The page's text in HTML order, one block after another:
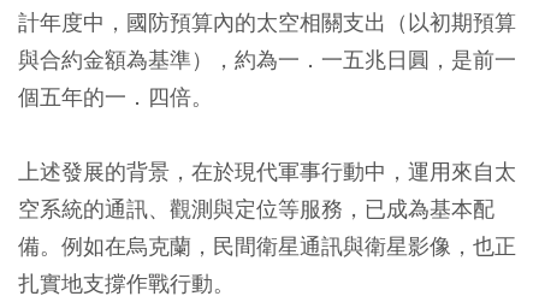
計年度中，國防預算內的太空相關支出（以初期預算
與合約金額為基準），約為一．一五兆日圓，是前一
個五年的一．四倍。
上述發展的背景，在於現代軍事行動中，運用來自太
空系統的通訊、觀測與定位等服務，已成為基本配
備。例如在烏克蘭，民間衛星通訊與衛星影像，也正
扎實地支撐作戰行動。